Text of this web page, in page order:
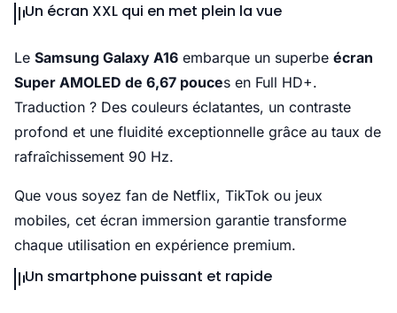
Un écran XXL qui en met plein la vue
Le Samsung Galaxy A16 embarque un superbe écran
Super AMOLED de 6,67 pouces en Full HD+.
Traduction ? Des couleurs éclatantes, un contraste
profond et une fluidité exceptionnelle grâce au taux de
rafraîchissement 90 Hz.
Que vous soyez fan de Netflix, TikTok ou jeux
mobiles, cet écran immersion garantie transforme
chaque utilisation en expérience premium.
Un smartphone puissant et rapide